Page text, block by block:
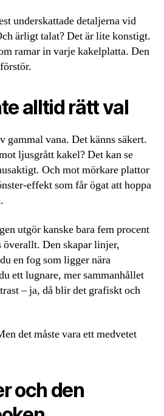
underskattade detaljerna vid
ärligt talat? Det är lite konstigt.
ramar in varje kakelplatta. Den
alltid rätt val
gammal vana. Det känns säkert.
ljusgrått kakel? Det kan se
Och mot mörkare plattor
effekt som får ögat att hoppa
utgör kanske bara fem procent
överallt. Den skapar linjer,
en fog som ligger nära
ett lugnare, mer sammanhållet
– ja, då blir det grafiskt och
det måste vara ett medvetet
och den